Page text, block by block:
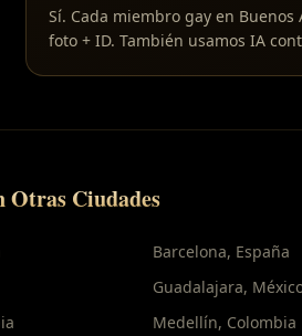
Sí. Cada miembro gay en
foto + ID. También usamos IA
Otras Ciudades
Barcelona, España
Guadalajara,
Medellín, Colombia